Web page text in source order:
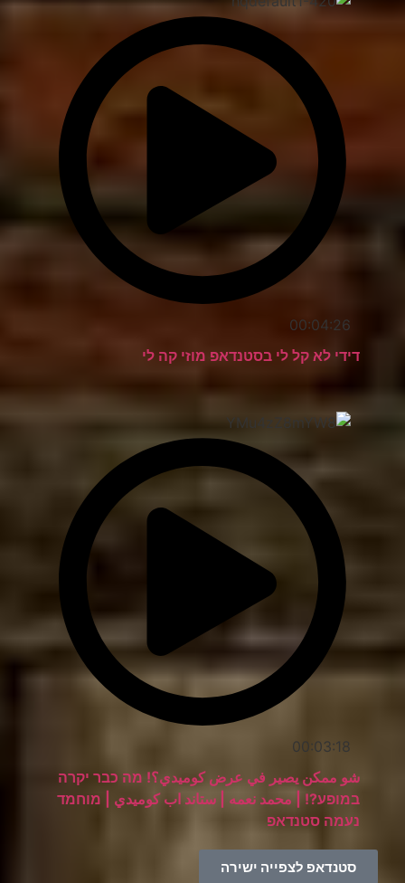
00:04:26
דידי לא קל לי בסטנדאפ מוזי קה לי
00:03:18
شو ممكن يصير في عرض كوميدي؟! מה כבר יקרה
במופע?! | محمد نعمه | ستاند اب كوميدي | מוחמד
נעמה סטנדאפ
סטנדאפ לצפייה ישירה